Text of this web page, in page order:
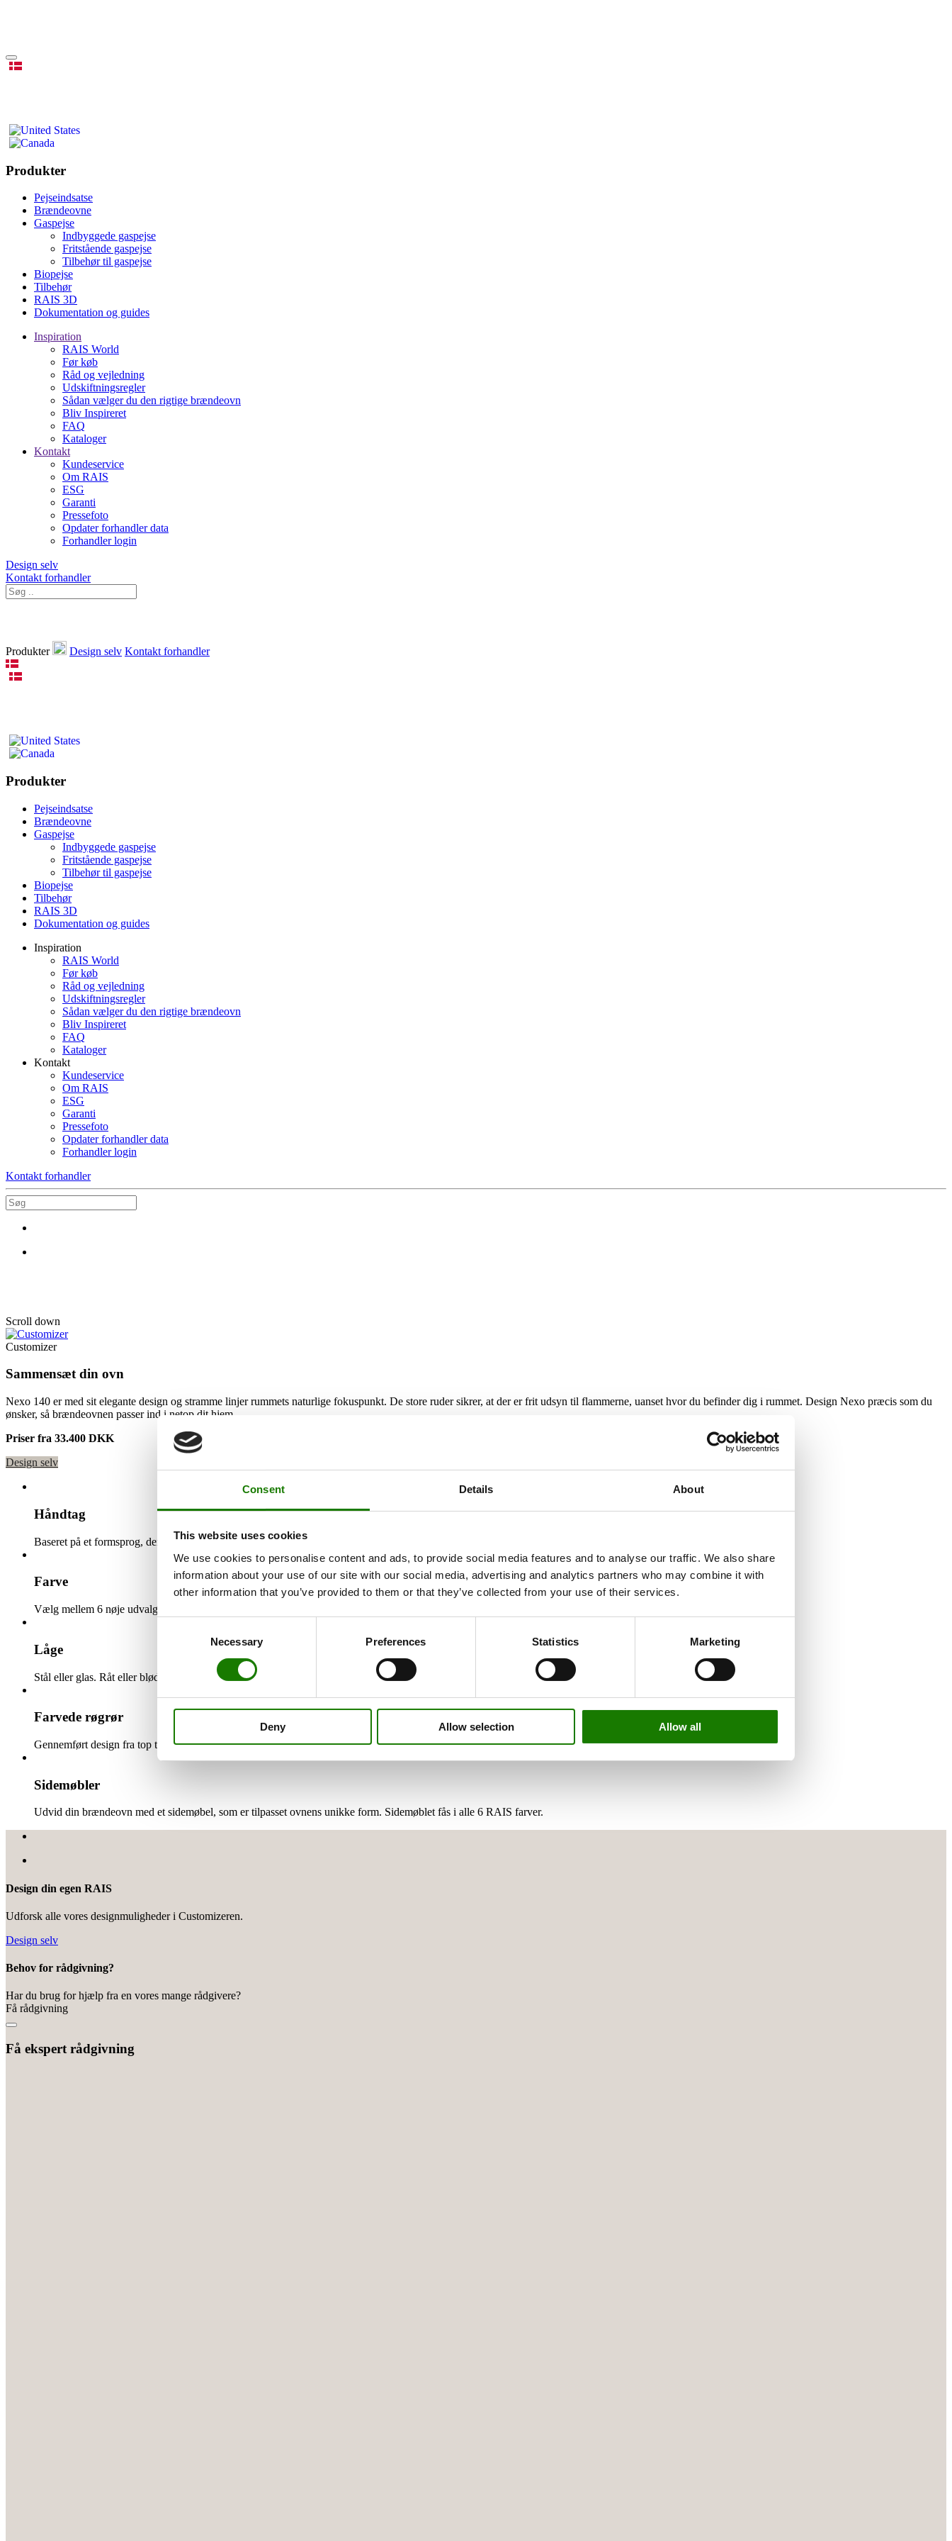
Consent Details About
This website uses cookies
We use cookies to personalise content and ads, to provide social media features and to analyse our traffic. We also share
information about your use of our site with our social media, advertising and analytics partners who may combine it with
other information that you’ve provided to them or that they’ve collected from your use of their services.
Necessary Preferences Statistics Marketing
Deny Allow selection Allow all
Produkter
Pejseindsatse
Brændeovne
Gaspejse
Indbyggede gaspejse
Fritstående gaspejse
Tilbehør til gaspejse
Biopejse
Tilbehør
RAIS 3D
Dokumentation og guides
Inspiration
RAIS World
Før køb
Råd og vejledning
Udskiftningsregler
Sådan vælger du den rigtige brændeovn
Bliv Inspireret
FAQ
Kataloger
Kontakt
Kundeservice
Om RAIS
ESG
Garanti
Pressefoto
Opdater forhandler data
Forhandler login
Design selv
Kontakt forhandler
Produkter Design selv Kontakt forhandler
Produkter
Pejseindsatse
Brændeovne
Gaspejse
Indbyggede gaspejse
Fritstående gaspejse
Tilbehør til gaspejse
Biopejse
Tilbehør
RAIS 3D
Dokumentation og guides
Inspiration
RAIS World
Før køb
Råd og vejledning
Udskiftningsregler
Sådan vælger du den rigtige brændeovn
Bliv Inspireret
FAQ
Kataloger
Kontakt
Kundeservice
Om RAIS
ESG
Garanti
Pressefoto
Opdater forhandler data
Forhandler login
Kontakt forhandler
Scroll down
Customizer
Sammensæt din ovn
Nexo 140 er med sit elegante design og stramme linjer rummets naturlige fokuspunkt. De store ruder sikrer, at der er frit udsyn til flammerne, uanset hvor du befinder dig i rummet. Design Nexo præcis som du
ønsker, så brændeovnen passer ind i netop dit hjem.
Priser fra 33.400 DKK
Design selv
Håndtag
Baseret på et formsprog, der matcher ovnens udformning, kan du vælge mellem forskellige håndtag i luksuriøse materialer til din brændeovn.
Farve
Vælg mellem 6 nøje udvalgte farver, der både er tidløse, eksklusive og stilrene. På den måde kan du matche din brændeovn med din unikke stil og smag.
Låge
Stål eller glas. Råt eller blødt udtryk. Tilføj den låge som matcher din stil uden at gå på kompromis med design eller helhedsudtrykket.
Farvede røgrør
Gennemført design fra top til tå. Vælg din røgrørsløsning i samme farve som din brændeovn for en æstetisk sammenhængende design.
Sidemøbler
Udvid din brændeovn med et sidemøbel, som er tilpasset ovnens unikke form. Sidemøblet fås i alle 6 RAIS farver.
Design din egen RAIS
Udforsk alle vores designmuligheder i Customizeren.
Design selv
Behov for rådgivning?
Har du brug for hjælp fra en vores mange rådgivere?
Få rådgivning
Få ekspert rådgivning